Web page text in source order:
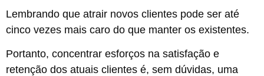
Lembrando que atrair novos clientes pode ser até
cinco vezes mais caro do que manter os existentes.
Portanto, concentrar esforços na satisfação e
retenção dos atuais clientes é, sem dúvidas, uma